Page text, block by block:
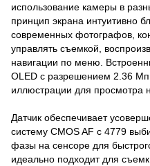
использование камеры в
принцип экрана интуитивно
современных фотографов,
управлять съемкой,
навигации по меню.
OLED с разрешением 2.36 Мп
иллюстрации для просмотра
Датчик обеспечивает
систему CMOS AF с 4779
фазы на сенсоре для
идеально подходит для